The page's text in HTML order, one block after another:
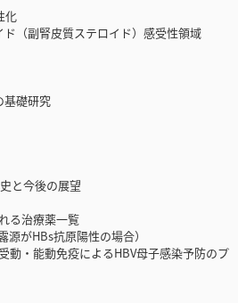
化
（副腎皮質ステロイド）感受性領域
基礎研究
と今後の展望
る治療薬一覧
がHBs抗原陽性の場合）
動・能動免疫によるHBV母子感染予防のプ